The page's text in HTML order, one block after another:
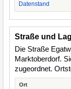
Datenstand
Straße und
Die Straße
Marktoberdorf.
zugeordnet.
Ort